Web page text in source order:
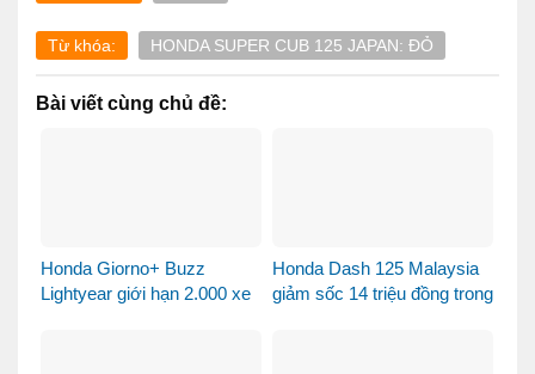
Từ khóa: HONDA SUPER CUB 125 JAPAN: ĐỎ
Bài viết cùng chủ đề:
Honda Giorno+ Buzz
Lightyear giới hạn 2.000 xe
Honda Dash 125 Malaysia
giảm sốc 14 triệu đồng trong